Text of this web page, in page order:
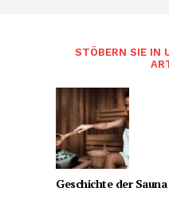
STÖBERN SIE IN
Geschichte der Sauna